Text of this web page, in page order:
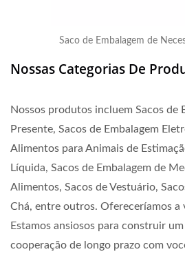
Saco de Embalagem de
Nossas Categorias De
Nossos produtos incluem Sacos de
Presente, Sacos de Embalagem
Alimentos para Animais de
Líquida, Sacos de Embalagem de
Alimentos, Sacos de Vestuário,
Chá, entre outros. Ofereceríamos a
Estamos ansiosos para construir
cooperação de longo prazo com